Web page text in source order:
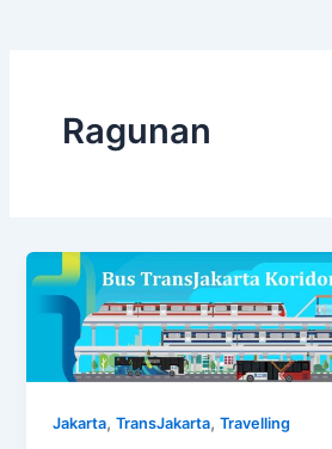
Ragunan
Jakarta,TransJakarta,Travelling